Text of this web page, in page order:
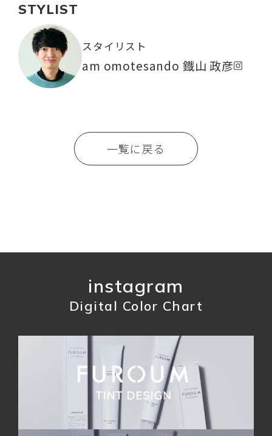
STYLIST
スタイリスト
am omotesando 鐡山 政彦
一覧に戻る
instagram
Digital Color Chart